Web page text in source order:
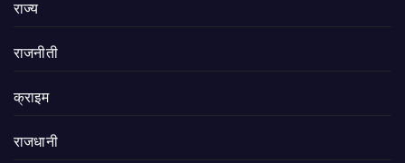
राज्य
राजनीती
क्राइम
राजधानी